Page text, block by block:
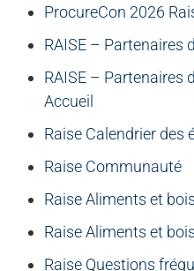
ProcureCon 2026
RAISE – Partenaires
RAISE – Partenaires
Accueil
Raise Calendrier des
Raise Communauté
Raise Aliments et
Raise Aliments et
Raise Questions